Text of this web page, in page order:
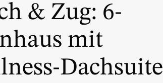
& Zug: 6-
mit
Dachsuite